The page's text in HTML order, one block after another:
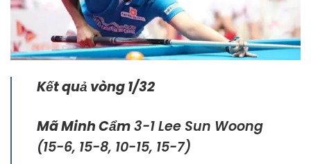
Kết quả vòng 1/32
Mã Minh Cẩm3-1 Lee Sun Woong
(15-6, 15-8, 10-15, 15-7)